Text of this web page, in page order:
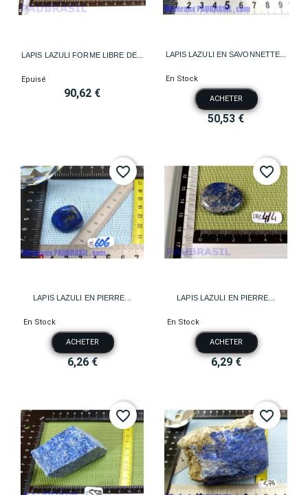
LAPIS LAZULI FORME LIBRE DE...
Epuisé
90,62 €
LAPIS LAZULI EN SAVONNETTE...
En Stock
ACHETER
50,53 €
LAPIS LAZULI EN PIERRE...
En Stock
ACHETER
6,26 €
favorite_border
LAPIS LAZULI EN PIERRE...
En Stock
ACHETER
6,29 €
favorite_border
favorite_border favorite_border